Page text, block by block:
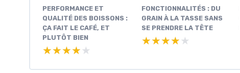
PERFORMANCE ET
QUALITÉ DES BOISSONS :
ÇA FAIT LE CAFÉ, ET
PLUTÔT BIEN
★★★★★
★★★★★
FONCTIONNALITÉS : DU
GRAIN À LA TASSE SANS
SE PRENDRE LA TÊTE
★★★★★
★★★★★